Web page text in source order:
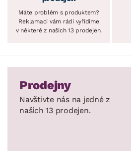
Máte problém s produktem?
Reklamaci vám rádi vyřídíme
v některé z našich 13 prodejen.
Prodejny
Navštivte nás na jedné z
naších 13 prodejen.